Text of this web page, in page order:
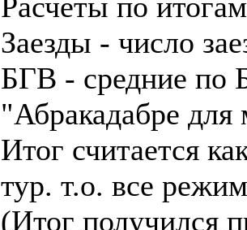
Заезды - число
БГВ - средние по
"Абракадабре для
Итог считается
тур. т.о. все
(Итог получился